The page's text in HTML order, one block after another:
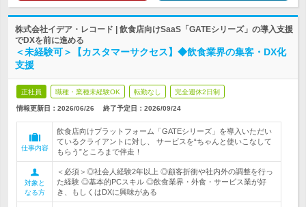
株式会社イデア・レコード | 飲食店向けSaaS「GATEシリーズ」の導入支援
でDXを前に進める
＜未経験可＞【カスタマーサクセス】◆飲食業界の集客・DX化
支援
正社員 職種・業種未経験OK 転勤なし 完全週休2日制
情報更新日：2026/06/26 終了予定日： 2026/09/24
仕事内容
飲食店向けプラットフォーム「GATEシリーズ」を導入いただい
ているクライアントに対し、 サービスを“ちゃんと使いこなして
もらう”ところまで伴走！
対象と
なる方
＜必須＞◎社会人経験2年以上 ◎顧客折衝や社内外の調整を行っ
た経験 ◎基本的PCスキル ◎飲食業界・外食・サービス業が好
き、もしくはDXに興味がある